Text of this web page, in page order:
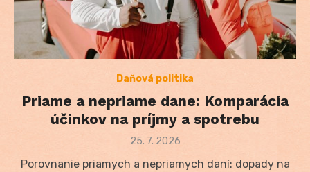
Daňová politika
Priame a nepriame dane: Komparácia
účinkov na príjmy a spotrebu
Posted
25. 7. 2026
Porovnanie priamych a nepriamych daní: dopady na